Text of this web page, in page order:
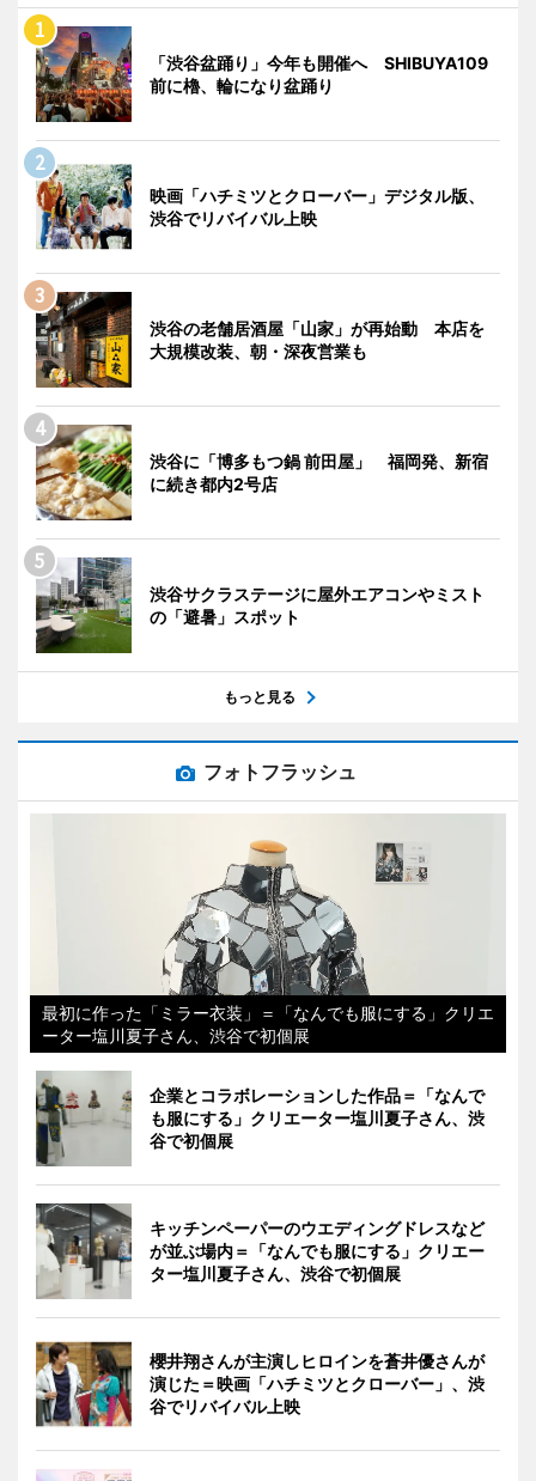
「渋谷盆踊り」今年も開催へ SHIBUYA109
前に櫓、輪になり盆踊り
映画「ハチミツとクローバー」デジタル版、
渋谷でリバイバル上映
渋谷の老舗居酒屋「山家」が再始動 本店を
大規模改装、朝・深夜営業も
渋谷に「博多もつ鍋 前田屋」 福岡発、新宿
に続き都内2号店
渋谷サクラステージに屋外エアコンやミスト
の「避暑」スポット
もっと見る
フォトフラッシュ
最初に作った「ミラー衣装」＝「なんでも服にする」クリエ
ーター塩川夏子さん、渋谷で初個展
企業とコラボレーションした作品＝「なんで
も服にする」クリエーター塩川夏子さん、渋
谷で初個展
キッチンペーパーのウエディングドレスなど
が並ぶ場内＝「なんでも服にする」クリエー
ター塩川夏子さん、渋谷で初個展
櫻井翔さんが主演しヒロインを蒼井優さんが
演じた＝映画「ハチミツとクローバー」、渋
谷でリバイバル上映